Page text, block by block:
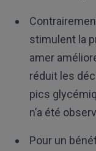
stimulent la
amer
réduit les
pics
n’a été
Pour un